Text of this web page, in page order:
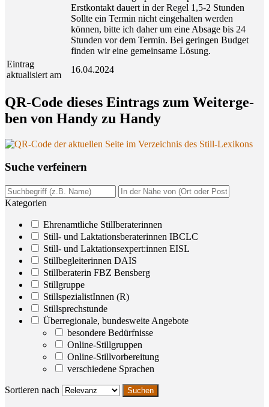
Erstkontakt dauert in der Regel 1,5-2 Stunden
Sollte ein Termin nicht eingehalten werden
können, bitte ich daher um eine Absage bis 24
Stunden vor dem Termin. Bei geringen Budget
finden wir eine gemeinsame Lösung.
Eintrag
aktualisiert am
16.04.2024
QR-Code die­ses Ein­trags zum Wei­ter­ge­
ben von Han­dy zu Handy
Suche ver­fei­nern
Kategorien
Ehrenamtliche Stillberaterinnen
Still- und Laktationsberaterinnen IBCLC
Still- und Laktationsexpert:innen EISL
Stillbegleiterinnen DAIS
Stillberaterin FBZ Bensberg
Stillgruppe
StillspezialistInnen (R)
Stillsprechstunde
Überregionale, bundesweite Angebote
besondere Bedürfnisse
Online-Stillgruppen
Online-Stillvorbereitung
verschiedene Sprachen
Sortieren nach